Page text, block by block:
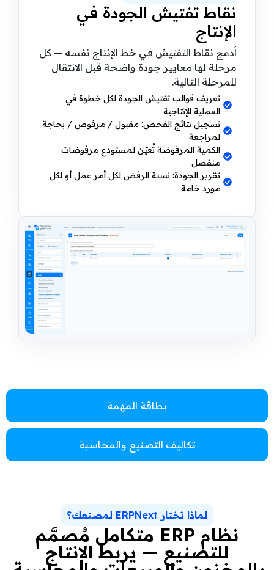
بطاقة المهمة
تكاليف التصنيع والمحاسبة
نقاط تفتيش الجودة في
الإنتاج
أدمج نقاط التفتيش في خط الإنتاج نفسه — كل
مرحلة لها معايير جودة واضحة قبل الانتقال
للمرحلة التالية.
تعريف قوالب تفتيش الجودة لكل خطوة في
العملية الإنتاجية
تسجيل نتائج الفحص: مقبول / مرفوض / بحاجة
لمراجعة
الكمية المرفوضة تُعيَّن لمستودع مرفوضات
منفصل
تقرير الجودة: نسبة الرفض لكل أمر عمل أو لكل
مورد خامة
لماذا تختار ERPNext لمصنعك؟
نظام ERP متكامل مُصمَّم
للتصنيع — يربط الإنتاج